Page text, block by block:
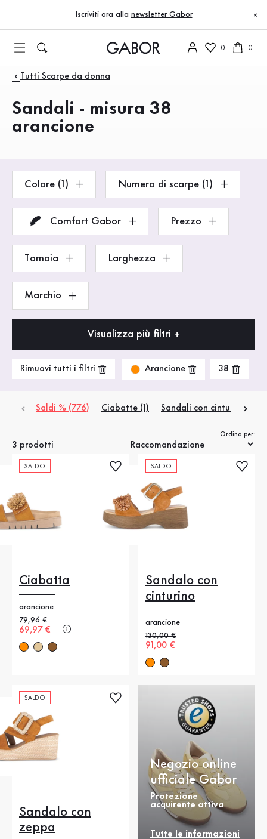
Vai al contenuto principale
Vai alla navigazione principale
Iscriviti ora alla newsletter Gabor ×
0 0
Prodotti
Tutti Scarpe da donna
Sandali - misura 38
arancione
Colore (1) Numero di scarpe (1)
Comfort Gabor Prezzo
Tomaia Larghezza
Marchio
Visualizza più filtri +
Rimuovi tutti i filtri Arancione 38
Saldi % (776) Ciabatte (1) Sandali con cinturino (1)
3 prodotti
Ordina per:
SALDO
Ciabatta
arancione
Prezzo precedente
79,96 €
Nuovo prezzo
69,97 €
SALDO
Sandalo con
cinturino
arancione
Prezzo precedente
130,00 €
Nuovo prezzo
91,00 €
SALDO
Sandalo con
zeppa
Negozio online
ufficiale Gabor
Protezione
acquirente attiva
Tutte le informazioni